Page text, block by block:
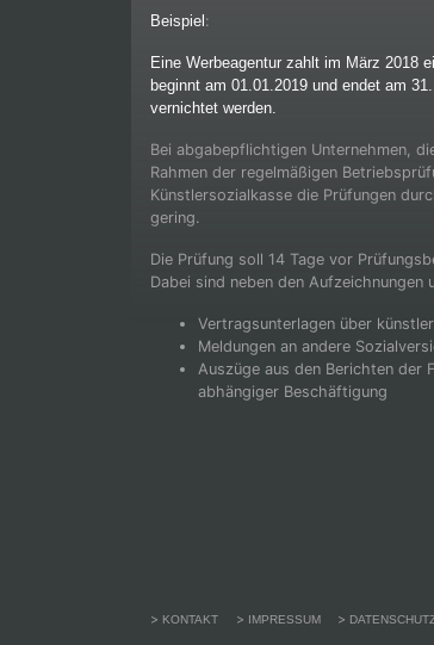
Beispiel :
Eine Werbeagentur zahlt im März 2018
beginnt am 01.01.2019 und endet am
vernichtet werden.
Bei abgabepflichtigen Unternehmen,
Rahmen der regelmäßigen
Künstlersozialkasse die Prüfungen
gering.
Die Prüfung soll 14 Tage vor
Dabei sind neben den
Vertragsunterlagen über
Meldungen an andere
Auszüge aus den Berichten der
abhängiger Beschäftigung
KONTAKT IMPRESSUM